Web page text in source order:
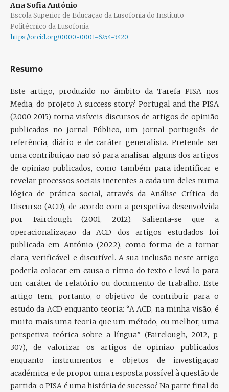
Ana Sofia António
Escola Superior de Educação da Lusofonia do Instituto
Politécnico da Lusofonia
https://orcid.org/0000-0001-6254-3420
Resumo
Este artigo, produzido no âmbito da Tarefa PISA nos
Media, do projeto A success story? Portugal and the PISA
(2000-2015) torna visíveis discursos de artigos de opinião
publicados no jornal Público, um jornal português de
referência, diário e de caráter generalista. Pretende ser
uma contribuição não só para analisar alguns dos artigos
de opinião publicados, como também para identificar e
revelar processos sociais inerentes a cada um deles numa
lógica de prática social, através da Análise Crítica do
Discurso (ACD), de acordo com a perspetiva desenvolvida
por Fairclough (2001, 2012). Salienta-se que a
operacionalização da ACD dos artigos estudados foi
publicada em António (2022), como forma de a tornar
clara, verificável e discutível. A sua inclusão neste artigo
poderia colocar em causa o ritmo do texto e levá-lo para
um caráter de relatório ou documento de trabalho. Este
artigo tem, portanto, o objetivo de contribuir para o
estudo da ACD enquanto teoria: “A ACD, na minha visão, é
muito mais uma teoria que um método, ou melhor, uma
perspetiva teórica sobre a língua” (Fairclough, 2012, p.
307), de valorizar os artigos de opinião publicados
enquanto instrumentos e objetos de investigação
académica, e de propor uma resposta possível à questão de
partida: o PISA é uma história de sucesso? Na parte final do